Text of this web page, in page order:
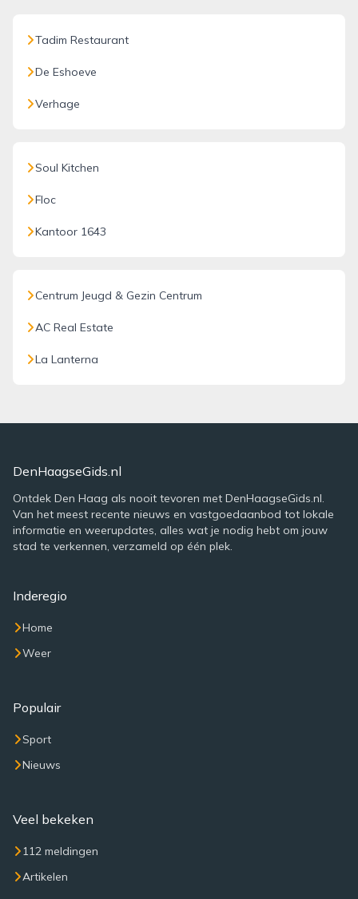
Tadim Restaurant
De Eshoeve
Verhage
Soul Kitchen
Floc
Kantoor 1643
Centrum Jeugd & Gezin Centrum
AC Real Estate
La Lanterna
DenHaagseGids.nl
Ontdek Den Haag als nooit tevoren met DenHaagseGids.nl.
Van het meest recente nieuws en vastgoedaanbod tot lokale
informatie en weerupdates, alles wat je nodig hebt om jouw
stad te verkennen, verzameld op één plek.
Inderegio
Home
Weer
Populair
Sport
Nieuws
Veel bekeken
112 meldingen
Artikelen